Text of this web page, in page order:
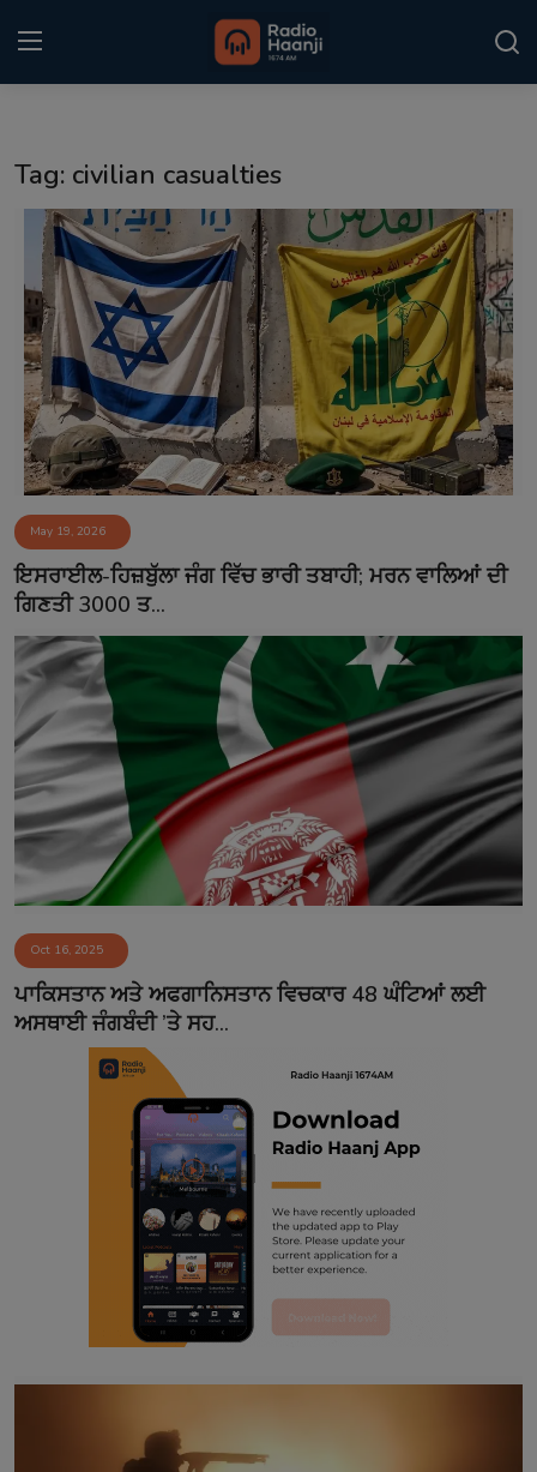
Punjabi Podcast
Kitaab Kahani
Gallery
Sponsors
Matrimonial
Event
Contact
Tag: civilian casualties
May 19, 2026
ਇਸਰਾਈਲ-ਹਿਜ਼ਬੁੱਲਾ ਜੰਗ ਵਿੱਚ ਭਾਰੀ ਤਬਾਹੀ; ਮਰਨ ਵਾਲਿਆਂ ਦੀ
ਗਿਣਤੀ 3000 ਤ...
Oct 16, 2025
ਪਾਕਿਸਤਾਨ ਅਤੇ ਅਫਗਾਨਿਸਤਾਨ ਵਿਚਕਾਰ 48 ਘੰਟਿਆਂ ਲਈ
ਅਸਥਾਈ ਜੰਗਬੰਦੀ ’ਤੇ ਸਹ...